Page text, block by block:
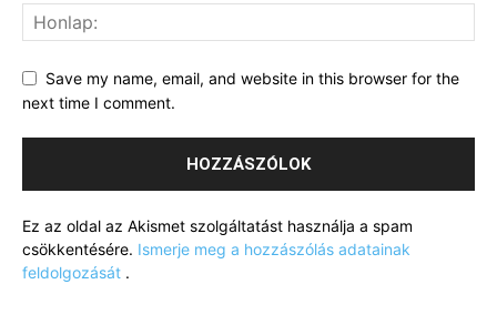
Save my name, email, and website in this browser for the
next time I comment.
Ez az oldal az Akismet szolgáltatást használja a spam
csökkentésére. Ismerje meg a hozzászólás adatainak
feldolgozását .